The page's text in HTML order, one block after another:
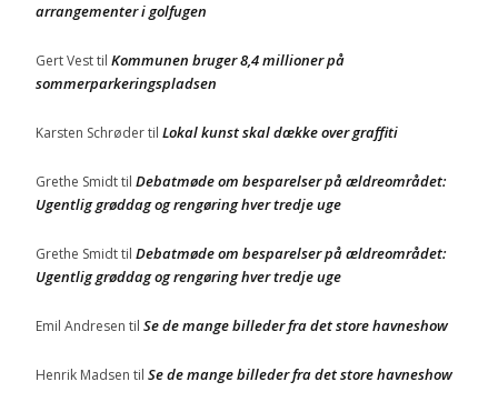
arrangementer i golfugen
Gert Vesttil Kommunen bruger 8,4 millioner på
sommerparkeringspladsen
Karsten Schrødertil Lokal kunst skal dække over graffiti
Grethe Smidttil Debatmøde om besparelser på ældreområdet:
Ugentlig grøddag og rengøring hver tredje uge
Grethe Smidttil Debatmøde om besparelser på ældreområdet:
Ugentlig grøddag og rengøring hver tredje uge
Emil Andresen til Se de mange billeder fra det store havneshow
Henrik Madsen til Se de mange billeder fra det store havneshow